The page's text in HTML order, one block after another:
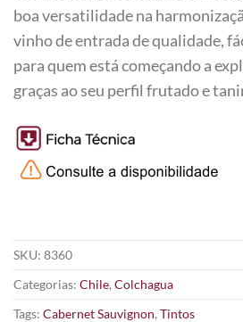
boa versatilidade na
vinho de entrada de qualidade,
para quem está começando a
graças ao seu perfil frutado e
SKU: 8360
Categorias: Chile, Colchagua
Tags: Cabernet Sauvignon, Tintos